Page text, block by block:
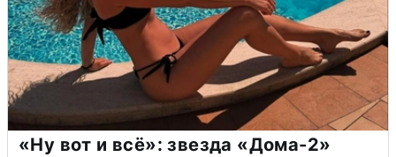
«Ну вот и всё»: звезда «Дома-2»